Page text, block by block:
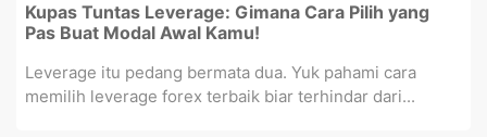
Kupas Tuntas Leverage: Gimana Cara Pilih yang
Pas Buat Modal Awal Kamu!
Leverage itu pedang bermata dua. Yuk pahami cara
memilih leverage forex terbaik biar terhindar dari...